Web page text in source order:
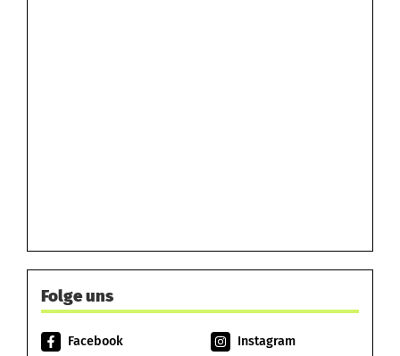
Folge uns
Facebook
Instagram